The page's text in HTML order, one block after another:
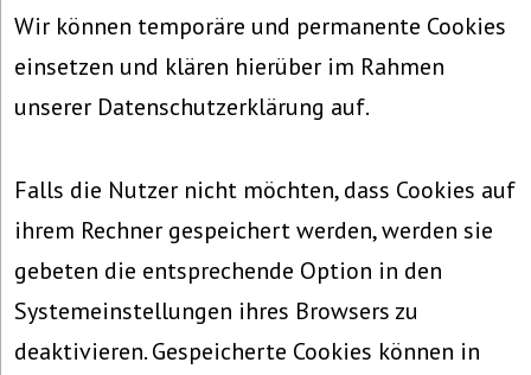
Wir können temporäre und permanente Cookies
einsetzen und klären hierüber im Rahmen
unserer Datenschutzerklärung auf.
Falls die Nutzer nicht möchten, dass Cookies auf
ihrem Rechner gespeichert werden, werden sie
gebeten die entsprechende Option in den
Systemeinstellungen ihres Browsers zu
deaktivieren. Gespeicherte Cookies können in